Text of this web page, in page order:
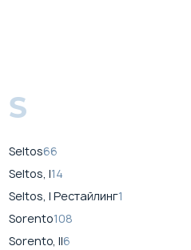
S
Seltos66
Seltos, I14
Seltos, I Рестайлинг1
Sorento108
Sorento, II6